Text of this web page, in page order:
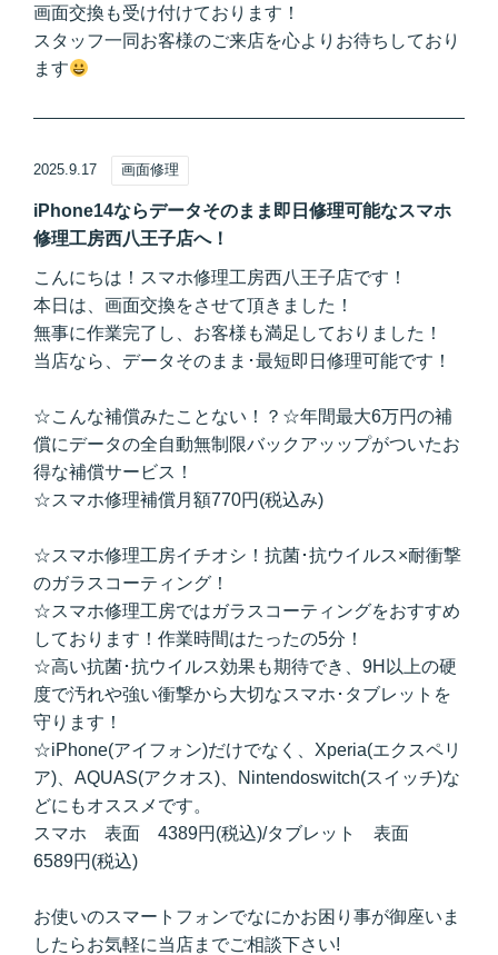
画面交換も受け付けております！
スタッフ一同お客様のご来店を心よりお待ちしており
ます
2025.9.17 画面修理
iPhone14ならデータそのまま即日修理可能なスマホ
修理工房西八王子店へ！
こんにちは！スマホ修理工房西八王子店です！
本日は、画面交換をさせて頂きました！
無事に作業完了し、お客様も満足しておりました！
当店なら、データそのまま･最短即日修理可能です！
☆こんな補償みたことない！？☆年間最大6万円の補
償にデータの全自動無制限バックアッップがついたお
得な補償サービス！
☆スマホ修理補償月額770円(税込み)
☆スマホ修理工房イチオシ！抗菌･抗ウイルス×耐衝撃
のガラスコーティング！
☆スマホ修理工房ではガラスコーティングをおすすめ
しております！作業時間はたったの5分！
☆高い抗菌･抗ウイルス効果も期待でき、9H以上の硬
度で汚れや強い衝撃から大切なスマホ･タブレットを
守ります！
☆iPhone(アイフォン)だけでなく、Xperia(エクスペリ
ア)、AQUAS(アクオス)、Nintendoswitch(スイッチ)な
どにもオススメです。
スマホ 表面 4389円(税込)/タブレット 表面
6589円(税込)
お使いのスマートフォンでなにかお困り事が御座いま
したらお気軽に当店までご相談下さい!